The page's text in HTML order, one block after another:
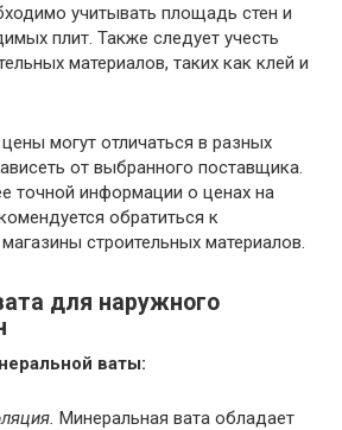
учитывать площадь стен и
плит. Также следует учесть
материалов, таких как клей и
могут отличаться в разных
от выбранного поставщика.
точной информации о ценах на
обратиться к
строительных материалов.
для наружного
ваты:
Минеральная вата обладает